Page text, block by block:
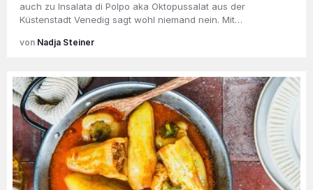
auch zu Insalata di Polpo aka Oktopussalat aus der
Küstenstadt Venedig sagt wohl niemand nein. Mit…
Nadja Steiner